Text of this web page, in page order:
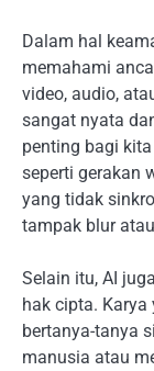
Dalam hal
memahami
video, audio,
sangat nyata
penting bagi
seperti gerakan
yang tidak
tampak blur
Selain itu, AI
hak cipta.
bertanya-tanya
manusia atau